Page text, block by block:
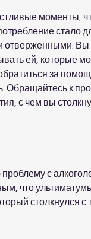
моменты,
стало
и отверженными.
ей, которые
за
Обращайтесь к
с чем вы
с
что
столкнулся с